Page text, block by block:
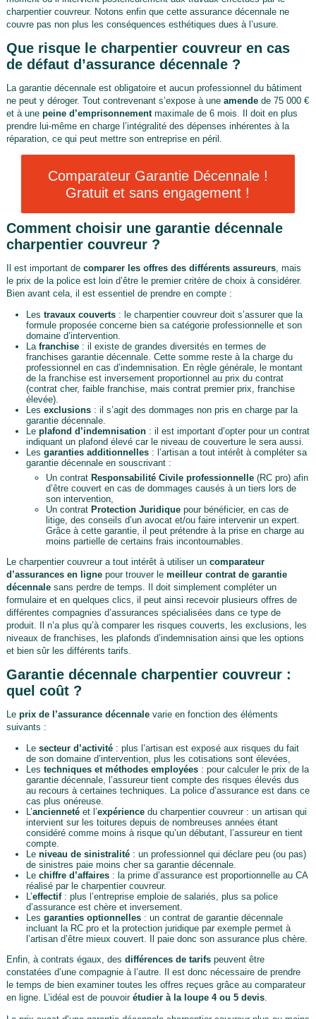
charpentier couvreur. Notons enfin que cette assurance décennale ne
couvre pas non plus les conséquences esthétiques dues à l’usure.
Que risque le charpentier couvreur en cas
de défaut d’assurance décennale ?
La garantie décennale est obligatoire et aucun professionnel du bâtiment
ne peut y déroger. Tout contrevenant s’expose à une amendede 75 000 €
et à une peine d’emprisonnementmaximale de 6 mois. Il doit en plus
prendre lui-même en charge l’intégralité des dépenses inhérentes à la
réparation, ce qui peut mettre son entreprise en péril.
Comparateur Garantie Décennale !
Gratuit et sans engagement !
Comment choisir une garantie décennale
charpentier couvreur ?
Il est important de comparer les offres des différents assureurs, mais
le prix de la police est loin d’être le premier critère de choix à considérer.
Bien avant cela, il est essentiel de prendre en compte :
Les travaux couverts: le charpentier couvreur doit s’assurer que la
formule proposée concerne bien sa catégorie professionnelle et son
domaine d’intervention.
La franchise: il existe de grandes diversités en termes de
franchises garantie décennale. Cette somme reste à la charge du
professionnel en cas d’indemnisation. En règle générale, le montant
de la franchise est inversement proportionnel au prix du contrat
(contrat cher, faible franchise, mais contrat premier prix, franchise
élevée).
Les exclusions: il s’agit des dommages non pris en charge par la
garantie décennale.
Le plafond d’indemnisation: il est important d’opter pour un contrat
indiquant un plafond élevé car le niveau de couverture le sera aussi.
Les garanties additionnelles: l’artisan a tout intérêt à compléter sa
garantie décennale en souscrivant :
Un contrat Responsabilité Civile professionnelle (RC pro) afin
d’être couvert en cas de dommages causés à un tiers lors de
son intervention,
Un contrat Protection Juridiquepour bénéficier, en cas de
litige, des conseils d’un avocat et/ou faire intervenir un expert.
Grâce à cette garantie, il peut prétendre à la prise en charge au
moins partielle de certains frais incontournables.
Le charpentier couvreur a tout intérêt à utiliser un comparateur
d’assurances en lignepour trouver le meilleur contrat de garantie
décennalesans perdre de temps. Il doit simplement compléter un
formulaire et en quelques clics, il peut ainsi recevoir plusieurs offres de
différentes compagnies d’assurances spécialisées dans ce type de
produit. Il n’a plus qu’à comparer les risques couverts, les exclusions, les
niveaux de franchises, les plafonds d’indemnisation ainsi que les options
et bien sûr les différents tarifs.
Garantie décennale charpentier couvreur :
quel coût ?
Le prix de l’assurance décennalevarie en fonction des éléments
suivants :
Le secteur d’activité: plus l’artisan est exposé aux risques du fait
de son domaine d’intervention, plus les cotisations sont élevées,
Les techniques et méthodes employées: pour calculer le prix de la
garantie décennale, l’assureur tient compte des risques élevés dus
au recours à certaines techniques. La police d’assurance est dans ce
cas plus onéreuse.
L’anciennetéet l’expériencedu charpentier couvreur : un artisan qui
intervient sur les toitures depuis de nombreuses années étant
considéré comme moins à risque qu’un débutant, l’assureur en tient
compte.
Le niveau de sinistralité: un professionnel qui déclare peu (ou pas)
de sinistres paie moins cher sa garantie décennale.
Le chiffre d’affaires: la prime d’assurance est proportionnelle au CA
réalisé par le charpentier couvreur.
L’effectif: plus l’entreprise emploie de salariés, plus sa police
d’assurance est chère et inversement.
Les garanties optionnelles : un contrat de garantie décennale
incluant la RC pro et la protection juridique par exemple permet à
l’artisan d’être mieux couvert. Il paie donc son assurance plus chère.
Enfin, à contrats égaux, des différences de tarifspeuvent être
constatées d’une compagnie à l’autre. Il est donc nécessaire de prendre
le temps de bien examiner toutes les offres reçues grâce au comparateur
en ligne. L’idéal est de pouvoir étudier à la loupe 4 ou 5 devis.